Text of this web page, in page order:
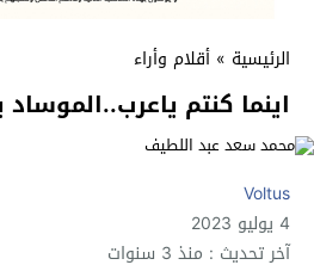
الرئيسية » أقلام وأراء
اينما كنتم
Voltus
4 يوليو 2023
آخر تحديث : منذ 3 سنوات